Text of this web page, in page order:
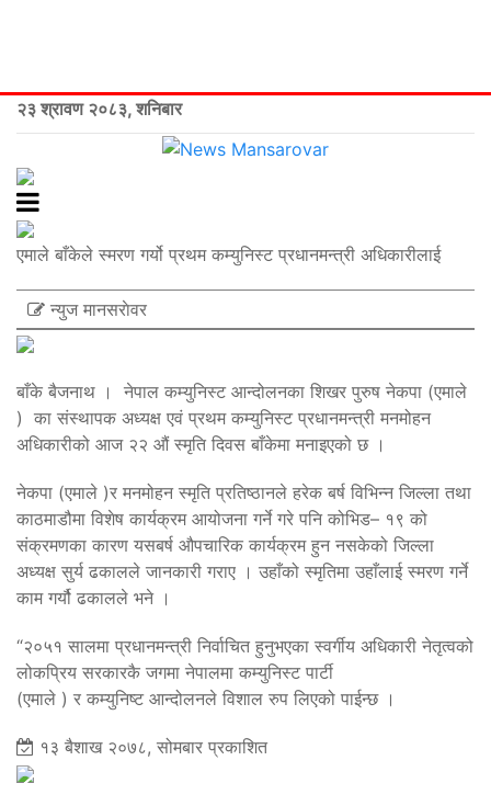
२३ श्रावण २०८३, शनिबार
एमाले बाँकेले स्मरण गर्यो प्रथम कम्युनिस्ट प्रधानमन्त्री अधिकारीलाई
न्युज मानसराेवर
बाँके बैजनाथ । नेपाल कम्युनिस्ट आन्दोलनका शिखर पुरुष नेकपा (एमाले
) का संस्थापक अध्यक्ष एवं प्रथम कम्युनिस्ट प्रधानमन्त्री मनमोहन
अधिकारीको आज २२ औं स्मृति दिवस बाँकेमा मनाइएको छ ।
नेकपा (एमाले )र मनमोहन स्मृति प्रतिष्ठानले हरेक बर्ष विभिन्न जिल्ला तथा
काठमाडौमा विशेष कार्यक्रम आयोजना गर्ने गरे पनि कोभिड– १९ को
संक्रमणका कारण यसबर्ष औपचारिक कार्यक्रम हुन नसकेको जिल्ला
अध्यक्ष सुर्य ढकालले जानकारी गराए । उहाँको स्मृतिमा उहाँलाई स्मरण गर्ने
काम गर्यौ ढकालले भने ।
“२०५१ सालमा प्रधानमन्त्री निर्वाचित हुनुभएका स्वर्गीय अधिकारी नेतृत्वको
लोकप्रिय सरकारकै जगमा नेपालमा कम्युनिस्ट पार्टी
(एमाले ) र कम्युनिष्ट आन्दोलनले विशाल रुप लिएको पाईन्छ ।
१३ बैशाख २०७८, सोमबार प्रकाशित